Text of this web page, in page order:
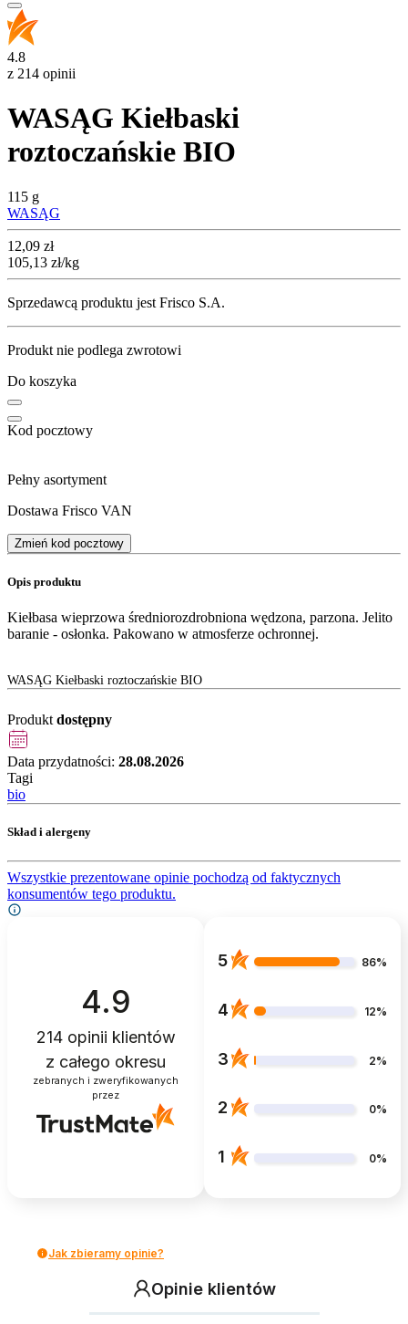
4.8
z 214 opinii
WASĄG Kiełbaski
roztoczańskie BIO
115 g
WASĄG
Cena
12,09 zł
105,13 zł/kg
Sprzedawcą produktu jest Frisco S.A.
Produkt nie podlega zwrotowi
Do koszyka
Kod pocztowy
Pełny asortyment
Dostawa Frisco VAN
Zmień kod pocztowy
Opis produktu
Kiełbasa wieprzowa średniorozdrobniona wędzona, parzona. Jelito
baranie - osłonka. Pakowano w atmosferze ochronnej.
WASĄG Kiełbaski roztoczańskie BIO
Produkt dostępny
Data przydatności: 28.08.2026
Tagi
bio
Skład i alergeny
Wszystkie prezentowane opinie pochodzą od faktycznych
konsumentów tego produktu.
4.9
214opinii klientów
z całego okresu
zebranych i zweryfikowanych
przez
5 86%
4 12%
3 2%
2 0%
1 0%
Jak zbieramy opinie?
Opinie klientów